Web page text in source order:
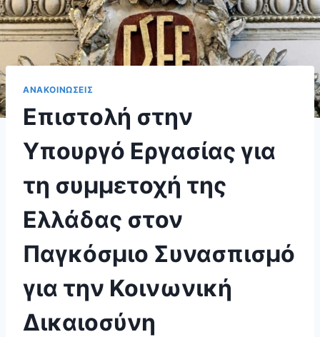
ΑΝΑΚΟΙΝΩΣΕΙΣ
Επιστολή στην
Υπουργό Εργασίας για
τη συμμετοχή της
Ελλάδας στον
Παγκόσμιο Συνασπισμό
για την Κοινωνική
Δικαιοσύνη